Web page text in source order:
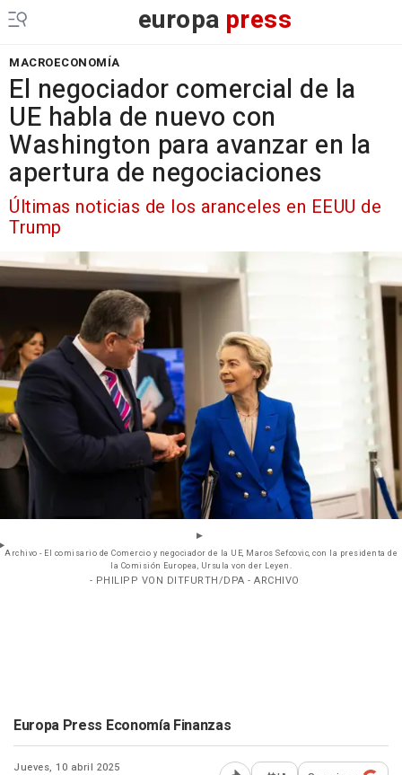
europa press
MACROECONOMÍA
El negociador comercial de la
UE habla de nuevo con
Washington para avanzar en la
apertura de negociaciones
Últimas noticias de los aranceles en EEUU de
Trump
Archivo - El comisario de Comercio y negociador de la UE, Maros Sefcovic, con la presidenta de
la Comisión Europea, Ursula von der Leyen.
- PHILIPP VON DITFURTH/DPA - ARCHIVO
Europa Press Economía Finanzas
Jueves, 10 abril 2025